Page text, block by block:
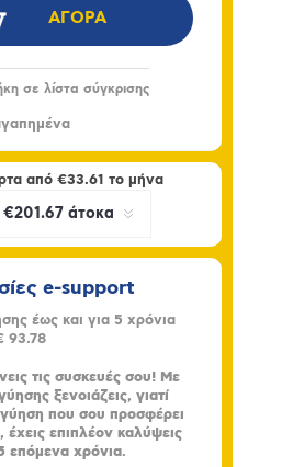
από€33.61 το μήνα
e-support
έως και για 5 χρόνια
93.78
τις συσκευές σου! Με
ξενοιάζεις, γιατί
που σου προσφέρει
επιπλέον καλύψεις
επόμενα χρόνια.